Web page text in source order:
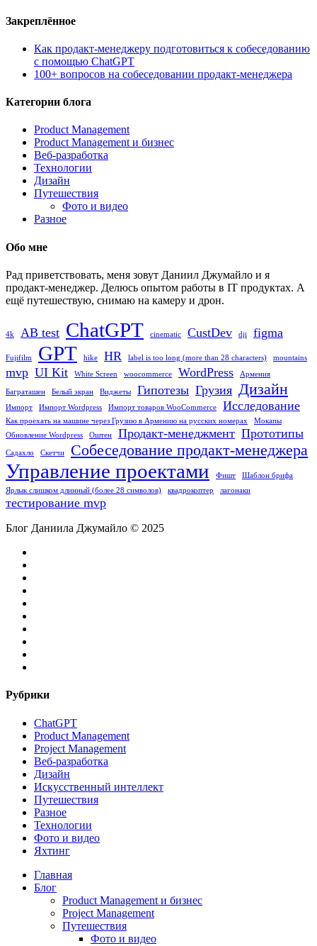
Закреплённое
Как продакт-менеджеру подготовиться к собеседованию
с помощью ChatGPT
100+ вопросов на собеседовании продакт-менеджера
Категории блога
Product Management
Product Management и бизнес
Веб-разработка
Технологии
Дизайн
Путешествия
Фото и видео
Разное
Обо мне
Рад приветствовать, меня зовут Даниил Джумайло и я
продакт-менеджер. Делюсь опытом работы в IT продуктах. А
ещё путешествую, снимаю на камеру и дрон.
4k AB test ChatGPT cinematic CustDev dji figma
Fujifilm GPT hike HR label is too long (more than 28 characters) mountains
mvp UI Kit White Screen woocommerce WordPress Армения
Баграташен Белый экран Виджеты Гипотезы Грузия Дизайн
Импорт Импорт Wordpress Импорт товаров WooCommerce Исследование
Как проехать на машине через Грузию в Армению на русских номерах
Мокапы
Обновление Wordpress
Оштен Продакт-менеджмент Прототипы
Садахло Скетчи Собеседование продакт-менеджера
Управление проектами Фишт
Шаблон брифа
Ярлык ‎слишком длинный (более 28 символов)
квадрокоптер лагонаки
тестирование mvp
Блог Даниила Джумайло © 2025
Рубрики
ChatGPT
Product Management
Project Management
Веб-разработка
Дизайн
Искусственный интеллект
Путешествия
Разное
Технологии
Фото и видео
Яхтинг
Close
Menu
Главная
Блог
Product Management и бизнес
Project Management
Путешествия
Фото и видео